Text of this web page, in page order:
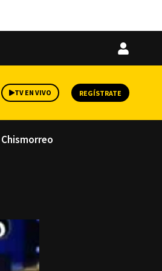
Iniciar
TV EN VIVO REGÍSTRATE
Chismorreo